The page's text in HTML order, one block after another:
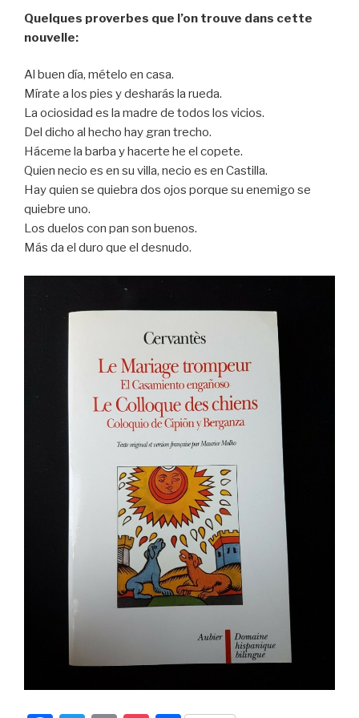
Quelques proverbes que l’on trouve dans cette
nouvelle:
Al buen día, mételo en casa.
Mírate a los pies y desharás la rueda.
La ociosidad es la madre de todos los vicios.
Del dicho al hecho hay gran trecho.
Háceme la barba y hacerte he el copete.
Quien necio es en su villa, necio es en Castilla.
Hay quien se quiebra dos ojos porque su enemigo se
quiebre uno.
Los duelos con pan son buenos.
Más da el duro que el desnudo.